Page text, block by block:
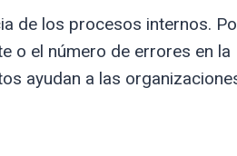
de los procesos internos.
o el número de errores en la
ayudan a las